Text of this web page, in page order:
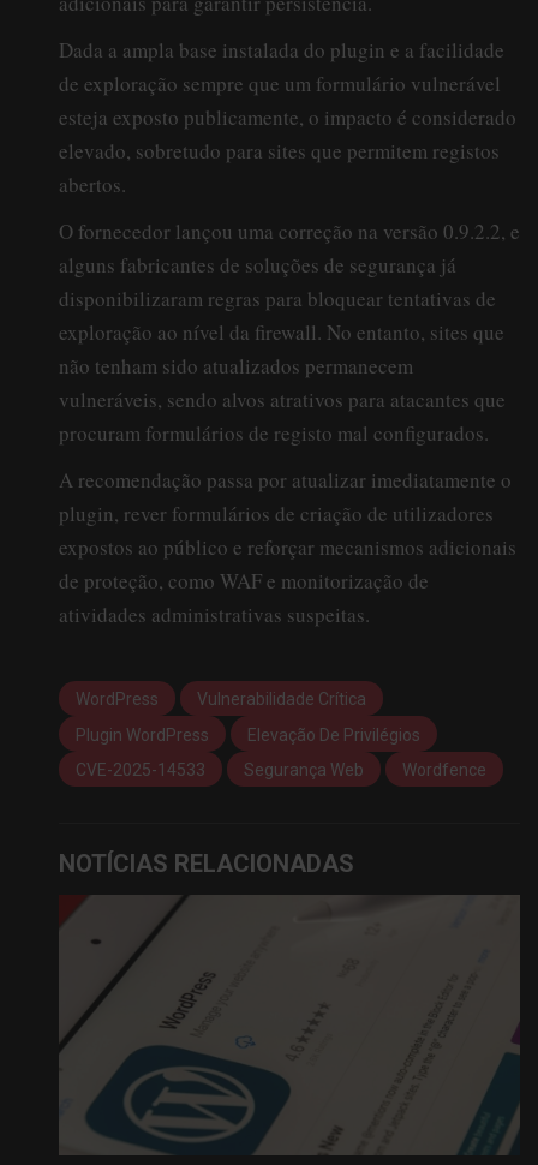
Dada a ampla base instalada do plugin e a facilidade
de exploração sempre que um formulário vulnerável
esteja exposto publicamente, o impacto é considerado
elevado, sobretudo para sites que permitem registos
abertos.
O fornecedor lançou uma correção na versão 0.9.2.2, e
alguns fabricantes de soluções de segurança já
disponibilizaram regras para bloquear tentativas de
exploração ao nível da firewall. No entanto, sites que
não tenham sido atualizados permanecem
vulneráveis, sendo alvos atrativos para atacantes que
procuram formulários de registo mal configurados.
A recomendação passa por atualizar imediatamente o
plugin, rever formulários de criação de utilizadores
expostos ao público e reforçar mecanismos adicionais
de proteção, como WAF e monitorização de
atividades administrativas suspeitas.
WordPress
Vulnerabilidade Crítica
Plugin WordPress
Elevação De Privilégios
CVE-2025-14533
Segurança Web Wordfence
NOTÍCIAS RELACIONADAS